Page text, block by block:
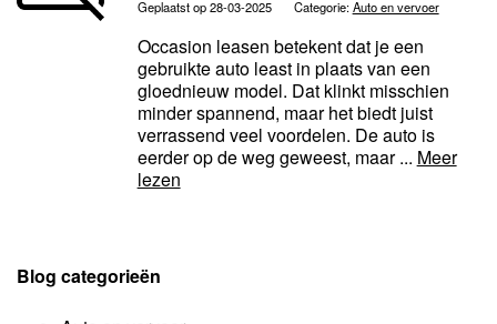
Geplaatst op 28-03-2025 Categorie:Auto en vervoer
Occasion leasen betekent dat je een
gebruikte auto least in plaats van een
gloednieuw model. Dat klinkt misschien
minder spannend, maar het biedt juist
verrassend veel voordelen. De auto is
eerder op de weg geweest, maar ... Meer
lezen
Blog categorieën